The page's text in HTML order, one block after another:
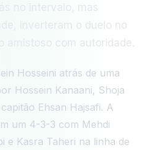
no intervalo, mas
inverteram o duelo no
amistoso com autoridade.
Hosseini atrás de uma
Hossein Kanaani, Shoja
Ehsan Hajsafi. A
um 4-3-3 com Mehdi
e Kasra Taheri na linha de